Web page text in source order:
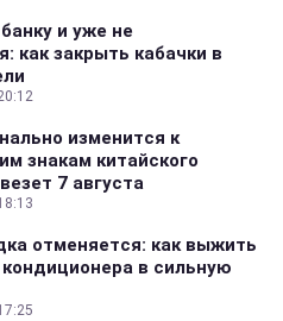
и уже не
как закрыть кабачки в
изменится к
знакам китайского
7 августа
отменяется: как выжить
в сильную